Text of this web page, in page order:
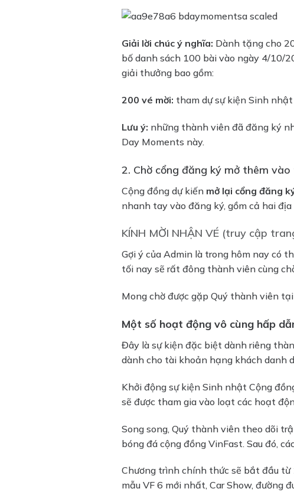
Giải lời chúc ý nghĩa: Dành tặng cho
bố danh sách 100 bài vào ngày 4/10/
giải thưởng bao gồm:
200 vé mời: tham dự sự kiện Sinh
Lưu ý: những thành viên đã đăng ký
Day Moments này.
2. Chờ cổng đăng ký mở thêm
Cộng đồng dự kiến mở lại cổng đăng
nhanh tay vào đăng ký, gồm cả hai
KÍNH MỜI NHẬN VÉ (truy cập
Gợi ý của Admin là trong hôm nay có
tối nay sẽ rất đông thành viên cùng
Mong chờ được gặp Quý thành viên
Một số hoạt động vô cùng hấp
Đây là sự kiện đặc biệt dành riêng
dành cho tài khoản hạng khách danh
Khởi động sự kiện Sinh nhật Cộng
sẽ được tham gia vào loạt các hoạt
Song song, Quý thành viên theo dõi
bóng đá cộng đồng VinFast. Sau đó,
Chương trình chính thức sẽ bắt đầu từ
mẫu VF 6 mới nhất, Car Show, đường